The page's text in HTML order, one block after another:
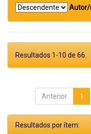
Autor/
Resultados 1-10 de 66.
Anterior 1
Resultados por ítem: